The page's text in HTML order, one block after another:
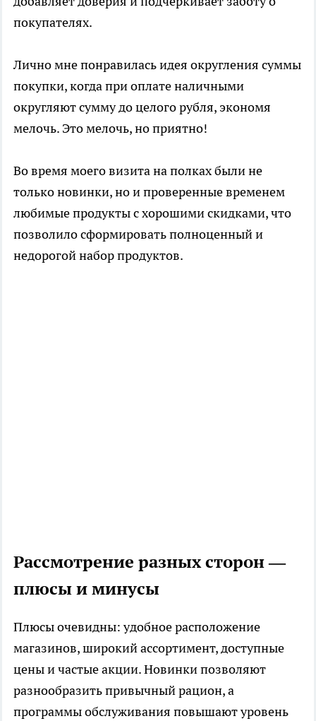
покупателях.
Лично мне понравилась идея округления суммы
покупки, когда при оплате наличными
округляют сумму до целого рубля, экономя
мелочь. Это мелочь, но приятно!
Во время моего визита на полках были не
только новинки, но и проверенные временем
любимые продукты с хорошими скидками, что
позволило сформировать полноценный и
недорогой набор продуктов.
Рассмотрение разных сторон —
плюсы и минусы
Плюсы очевидны: удобное расположение
магазинов, широкий ассортимент, доступные
цены и частые акции. Новинки позволяют
разнообразить привычный рацион, а
программы обслуживания повышают уровень